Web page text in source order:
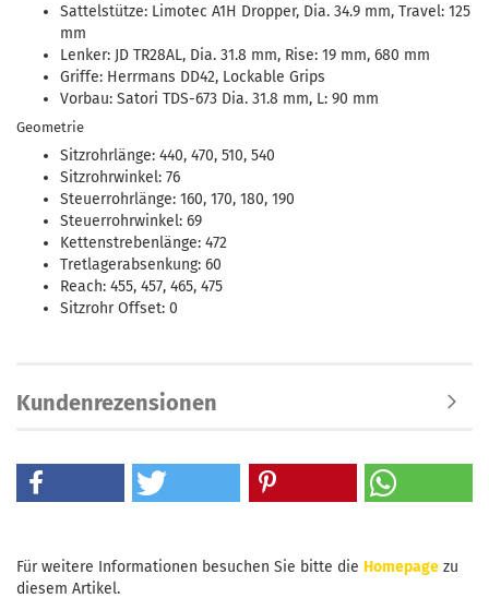
Sattelstütze: Limotec A1H Dropper, Dia. 34.9 mm, Travel: 125
mm
Lenker: JD TR28AL, Dia. 31.8 mm, Rise: 19 mm, 680 mm
Griffe: Herrmans DD42, Lockable Grips
Vorbau: Satori TDS-673 Dia. 31.8 mm, L: 90 mm
Geometrie
Sitzrohrlänge: 440, 470, 510, 540
Sitzrohrwinkel: 76
Steuerrohrlänge: 160, 170, 180, 190
Steuerrohrwinkel: 69
Kettenstrebenlänge: 472
Tretlagerabsenkung: 60
Reach: 455, 457, 465, 475
Sitzrohr Offset: 0
Kundenrezensionen
Für weitere Informationen besuchen Sie bitte die Homepage zu
diesem Artikel.